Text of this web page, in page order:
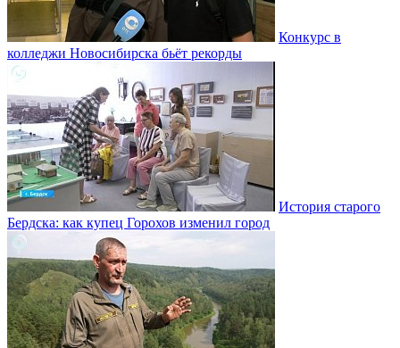
Конкурс в
колледжи Новосибирска бьёт рекорды
История старого
Бердска: как купец Горохов изменил город